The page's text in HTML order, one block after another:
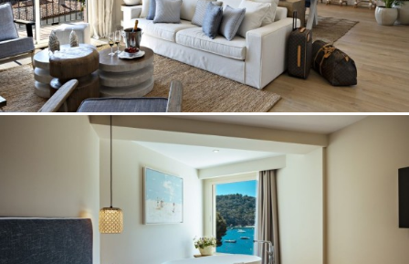
FOTOS
SERVICIOS
ENTORNO
CONTACTO